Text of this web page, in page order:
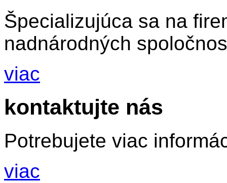
Špecializujúca sa na
nadnárodných
viac
kontaktujte nás
Potrebujete viac
viac